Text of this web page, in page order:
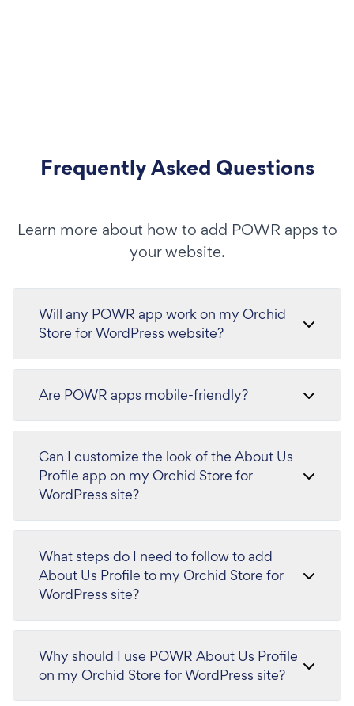
Frequently Asked Questions
Learn more about how to add POWR apps to
your website.
Will any POWR app work on my Orchid
Store for WordPress website?
Are POWR apps mobile-friendly?
Can I customize the look of the About Us
Profile app on my Orchid Store for
WordPress site?
What steps do I need to follow to add
About Us Profile to my Orchid Store for
WordPress site?
Why should I use POWR About Us Profile
on my Orchid Store for WordPress site?